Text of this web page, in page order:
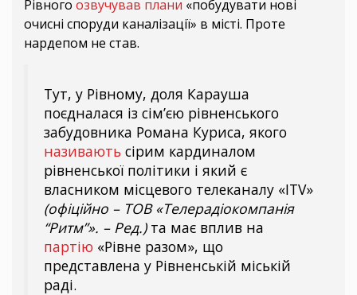
Рівного озвучував плани «побудувати нові
очисні споруди каналізації» в місті. Проте
нардепом не став.
Тут, у Рівному, доля Карауша
поєдналася із сім’єю рівненського
забудовника Романа Куриса, якого
називають сірим кардиналом
рівненської політики і який є
власником місцевого телеканалу «ITV»
(офіційно – ТОВ «Телерадіокомпанія
“Ритм”». – Ред.) та має вплив на
партію «Рівне разом», що
представлена у Рівненській міській
раді.